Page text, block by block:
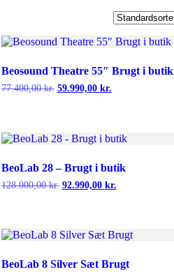
Beosound Theatre 55″ Brugt i butik
77.400,00kr. Den
59.990,00 kr.
BeoLab 28 – Brugt i butik
128.000,00kr. Den
128.000,00 kr..
92.990,00 kr.
BeoLab 8 Silver Sæt Brugt